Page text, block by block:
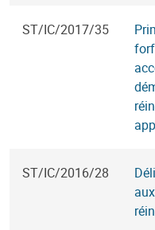
ST/IC/2017/35
ST/IC/2016/28